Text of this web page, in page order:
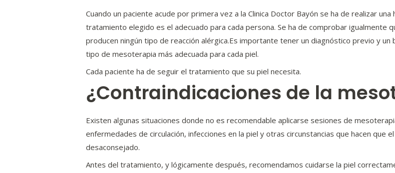
Cuando un paciente acude por primera vez a la Clinica Doctor Bayón se ha de realizar
tratamiento elegido es el adecuado para cada persona. Se ha de comprobar igualmente
producen ningún tipo de reacción alérgica.Es importante tener un diagnóstico previo y
tipo de mesoterapia más adecuada para cada piel.
Cada paciente ha de seguir el tratamiento que su piel necesita.
¿Contraindicaciones de la
Existen algunas situaciones donde no es recomendable aplicarse sesiones de
enfermedades de circulación, infecciones en la piel y otras circunstancias que hacen que
desaconsejado.
Antes del tratamiento, y lógicamente después, recomendamos cuidarse la piel